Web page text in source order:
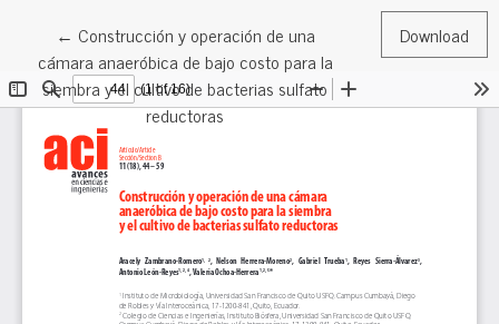
← Return to Article Details
Construcción y operación de una
cámara anaeróbica de bajo costo para la
siembra y el cultivo de bacterias sulfato
reductoras
Download